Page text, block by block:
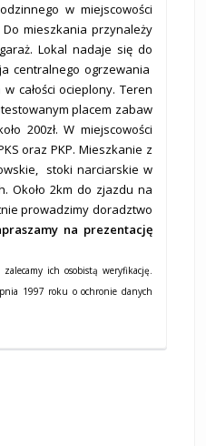
w miejscowości
mieszkania przynależy
Lokal nadaje się do
centralnego ogrzewania
całości ocieplony. Teren
placem zabaw
200zł. W miejscowości
oraz PKP. Mieszkanie z
stoki narciarskie w
Około 2km do zjazdu na
prowadzimy doradztwo
na prezentację
ich osobistą weryfikację.
1997 roku o ochronie danych